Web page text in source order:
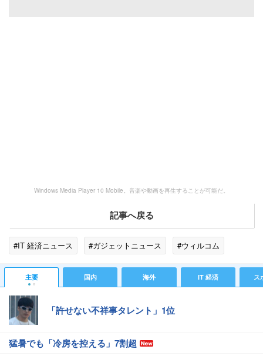
Windows Media Player 10 Mobile。音楽や動画を再生することが可能だ。
記事へ戻る
#IT 経済ニュース #ガジェットニュース #ウィルコム
主要 国内 海外 IT 経済 ス
「許せない不祥事タレント」1位
猛暑でも「冷房を控える」7割超